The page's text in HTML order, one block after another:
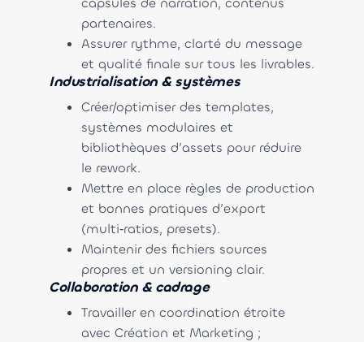
partenaires.
Assurer rythme, clarté du message
et qualité finale sur tous les livrables.
Industrialisation & systèmes
Créer/optimiser des templates,
systèmes modulaires et
bibliothèques d’assets pour réduire
le rework.
Mettre en place règles de production
et bonnes pratiques d’export
(multi‑ratios, presets).
Maintenir des fichiers sources
propres et un versioning clair.
Collaboration & cadrage
Travailler en coordination étroite
avec Création et Marketing ;